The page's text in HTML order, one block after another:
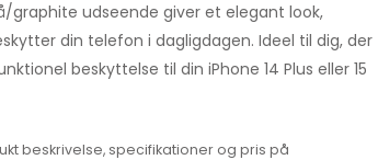
graphite udseende giver et elegant look,
din telefon i dagligdagen. Ideel til dig, der
beskyttelse til din iPhone 14 Plus eller 15
beskrivelse, specifikationer og pris på